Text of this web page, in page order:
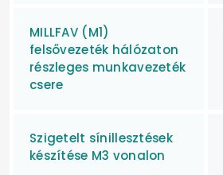
MILLFAV (M1)
felsővezeték hálózaton
részleges munkavezeték
csere
Szigetelt sínillesztések
készítése M3 vonalon